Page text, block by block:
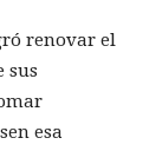
renovar el
sus
esa